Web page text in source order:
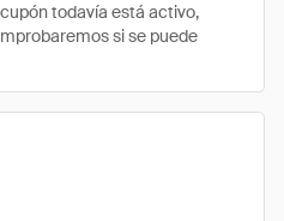
todavía está activo,
si se puede